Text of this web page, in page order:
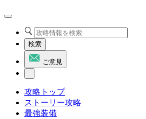
検索
ご意見
攻略トップ
ストーリー攻略
最強装備